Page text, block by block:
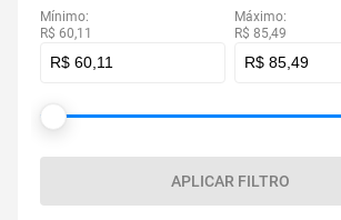
Mínimo:
R$ 60,11
Máximo:
R$ 85,49
APLICAR FILTRO